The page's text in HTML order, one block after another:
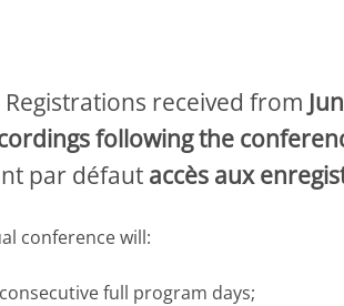
Registrations received from
following the
par défaut accès aux
conference will:
full program days;